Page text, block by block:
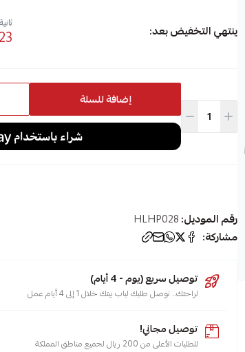
ينتهي التخفيض بعد: 21
ثانية
إضافة للسلة
رقم الموديل:HLHP028
مشاركة:
توصيل سريع (يوم - 4 أيام)
لراحتك.. نوصل طلبك لباب بيتك خلال 1 إلى 4 أيام عمل
توصيل مجاني!
للطلبات الأعلى من 200 ريال لجميع مناطق المملكة